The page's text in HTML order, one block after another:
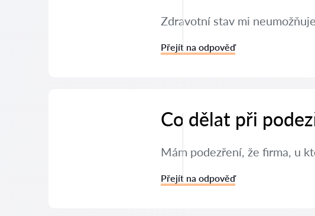
Zdravotní stav mi
Přejít na odpověď
Co dělat při
Mám podezření, že firma, u
Přejít na odpověď